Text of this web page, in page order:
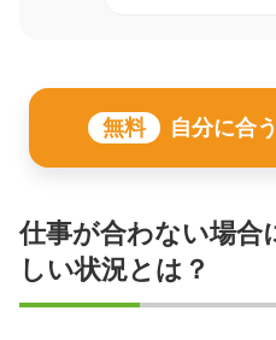
無料 自分に合
仕事が合わない場合
しい状況とは？